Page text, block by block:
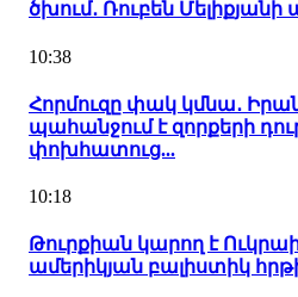
ծխում․ Ռուբեն Մելիքյանի
10:38
Հորմուզը փակ կմնա․
պահանջում է զորքերի
փոխհատուց...
10:18
Թուրքիան կարող է
ամերիկյան բալիստիկ